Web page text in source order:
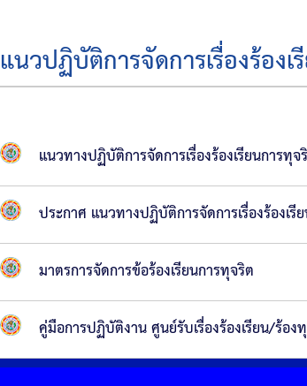
แนวปฏิบัติการจัดการเรื่องร้อ
แนวทางปฏิบัติการจัดการเรื่องร้องเรียนการ
ประกาศ แนวทางปฏิบัติการจัดการเรื่องร้อง
มาตรการจัดการข้อร้องเรียนการทุจริต
คู่มือการปฏิบัติงาน ศูนย์รับเรื่องร้องเรียน/ร้อ